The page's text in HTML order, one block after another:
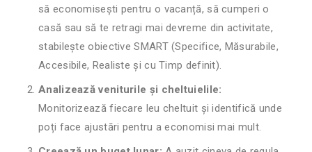
să economisești pentru o vacanță, să cumperi o
casă sau să te retragi mai devreme din activitate,
stabilește obiective SMART (Specifice, Măsurabile,
Accesibile, Realiste și cu Timp definit).
Analizează veniturile și cheltuielile:
Monitorizează fiecare leu cheltuit și identifică unde
poți face ajustări pentru a economisi mai mult.